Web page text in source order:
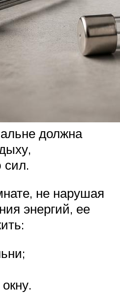
должна
сил.
не нарушая
энергий, ее